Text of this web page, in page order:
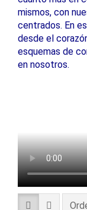
mismos, con
centrados. En
desde el
esquemas de
en nosotros.